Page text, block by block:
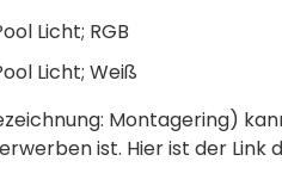
Licht; RGB
Licht; Weiß
Montagering)
ist. Hier ist der Link